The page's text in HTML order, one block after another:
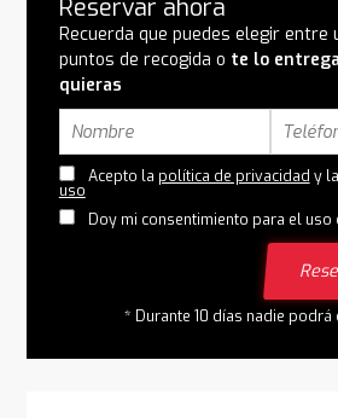
Reservar ahora
Recuerda que puedes elegir entre
puntos de recogida o te lo
quieras
Acepto la política de privacidad y
uso
Doy mi consentimiento para el uso
* Durante 10 días nadie